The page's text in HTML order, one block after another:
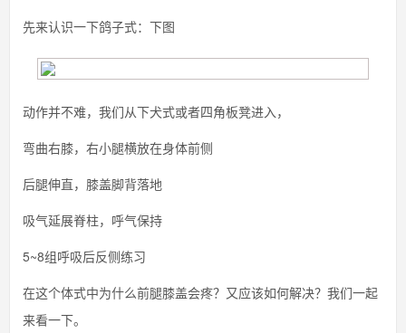
先来认识一下鸽子式：下图
动作并不难，我们从下犬式或者四角板凳进入，
弯曲右膝，右小腿横放在身体前侧
后腿伸直，膝盖脚背落地
吸气延展脊柱，呼气保持
5~8组呼吸后反侧练习
在这个体式中为什么前腿膝盖会疼？又应该如何解决？我们一起
来看一下。